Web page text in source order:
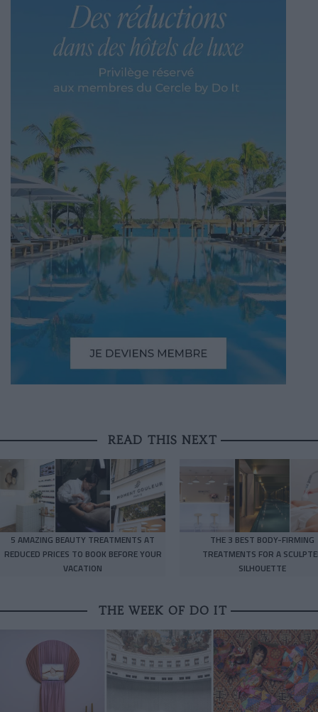
READ THIS NEXT
5 AMAZING BEAUTY TREATMENTS AT
REDUCED PRICES TO BOOK BEFORE YOUR
VACATION
THE 3 BEST BODY-FIRMING
TREATMENTS FOR A
SILHOUETTE
THE WEEK OF DO IT